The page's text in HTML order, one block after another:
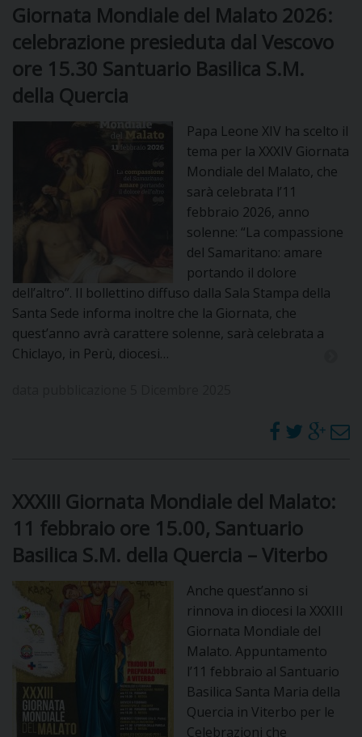
COOKIE POLICY
Giornata Mondiale del Malato 2026:
celebrazione presieduta dal Vescovo
ore 15.30 Santuario Basilica S.M.
della Quercia
Papa Leone XIV ha scelto il
tema per la XXXIV Giornata
Mondiale del Malato, che
sarà celebrata l’11
febbraio 2026, anno
solenne: “La compassione
del Samaritano: amare
portando il dolore
dell’altro”. Il bollettino diffuso dalla Sala Stampa della
Santa Sede informa inoltre che la Giornata, che
quest’anno avrà carattere solenne, sarà celebrata a
Chiclayo, in Perù, diocesi…
XXXIII Giornata Mondiale del Malato:
11 febbraio ore 15.00, Santuario
Basilica S.M. della Quercia – Viterbo
Anche quest’anno si
rinnova in diocesi la XXXIII
Giornata Mondiale del
Malato. Appuntamento
l’11 febbraio al Santuario
Basilica Santa Maria della
Quercia in Viterbo per le
Celebrazioni che